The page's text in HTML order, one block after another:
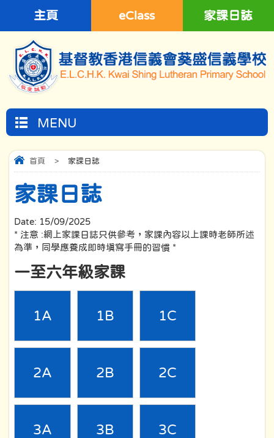
主頁 eClass 家課日誌
MENU
首頁 > 家課日誌
家課日誌
Date: 15/09/2025
* 注意 :網上家課日誌只供參考，家課內容以上課時老師所述
為準，同學應養成即時填寫手冊的習慣 *
一至六年級家課
1A 1B 1C
2A 2B 2C
3A 3B 3C